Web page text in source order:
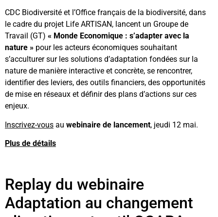
CDC Biodiversité et l’Office français de la biodiversité, dans
le cadre du projet Life ARTISAN, lancent un Groupe de
Travail (GT) « Monde Economique : s’adapter avec la
nature » pour les acteurs économiques souhaitant
s’acculturer sur les solutions d’adaptation fondées sur la
nature de manière interactive et concrète, se rencontrer,
identifier des leviers, des outils financiers, des opportunités
de mise en réseaux et définir des plans d’actions sur ces
enjeux.
Inscrivez-vous au webinaire de lancement, jeudi 12 mai.
Plus de détails
Replay du webinaire
Adaptation au changement